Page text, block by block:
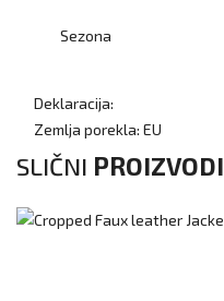
Sezona
Deklaracija:
Zemlja porekla: EU
SLIČNI PROIZVODI